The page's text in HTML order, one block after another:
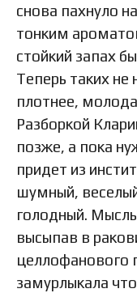
снова пахнуло
тонким
стойкий запах
Теперь таких
плотнее,
Разборкой
позже, а пока
придет из
шумный,
голодный.
высыпав в
целлофанового
замурлыкала